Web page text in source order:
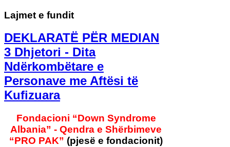
Lajmet e fundit
DEKLARATË PËR MEDIAN
3 Dhjetori - Dita
Ndërkombëtare e
Personave me Aftësi të
Kufizuara
Fondacioni “Down Syndrome
Albania” - Qendra e Shërbimeve
“PRO PAK” (pjesë e fondacionit)